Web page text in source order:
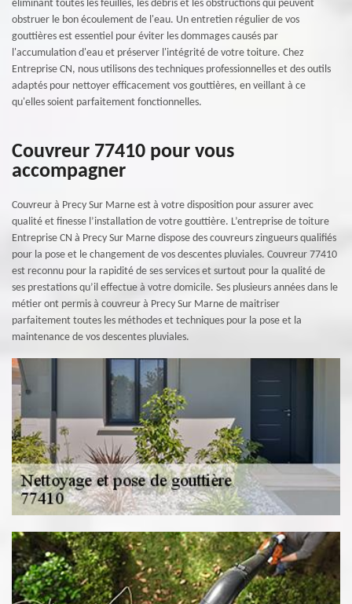
éliminant toutes les feuilles, les débris et les obstructions qui peuvent
obstruer le bon écoulement de l'eau. Un entretien régulier de vos
gouttières est essentiel pour éviter les dommages causés par
l'accumulation d'eau et préserver l'intégrité de votre toiture. Chez
Entreprise CN, nous utilisons des techniques professionnelles et des outils
adaptés pour nettoyer efficacement vos gouttières, en veillant à ce
qu'elles soient parfaitement fonctionnelles.
Couvreur 77410 pour vous
accompagner
Couvreur à Precy Sur Marne est à votre disposition pour assurer avec
qualité et finesse l’installation de votre gouttière. L’entreprise de toiture
Entreprise CN à Precy Sur Marne dispose des couvreurs zingueurs qualifiés
pour la pose et le changement de vos descentes pluviales. Couvreur 77410
est reconnu pour la rapidité de ses services et surtout pour la qualité de
ses prestations qu’il effectue à votre domicile. Ses plusieurs années dans le
métier ont permis à couvreur à Precy Sur Marne de maitriser
parfaitement toutes les méthodes et techniques pour la pose et la
maintenance de vos descentes pluviales.